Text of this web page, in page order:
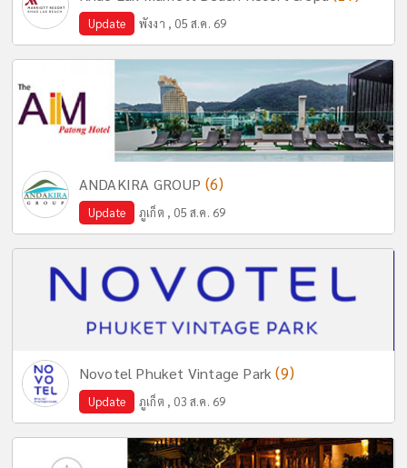
Update พังงา , 05 ส.ค. 69
ANDAKIRA GROUP (6)
Update ภูเก็ต , 05 ส.ค. 69
Novotel Phuket Vintage Park(9)
Update ภูเก็ต , 03 ส.ค. 69